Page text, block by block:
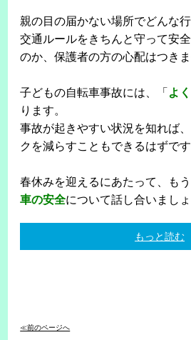
親の目の届かない場所でどんな
交通ルールをきちんと守って安
のか、保護者の方の心配はつきま
子どもの自転車事故には、「 よ
ります。
事故が起きやすい状況を知れば
クを減らすこともできるはずです
春休みを迎えるにあたって、も
車の安全について話し合いましょ
もっと読む
≪前のページへ